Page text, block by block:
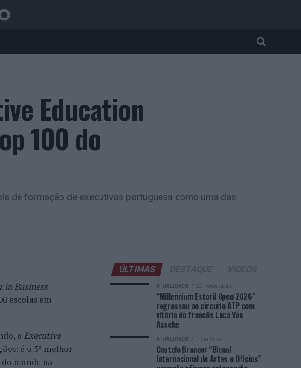
Education
100 do
de formação de executivos portuguesa como uma das
in Business
escolas em
o Executive
é o 5º melhor
do mundo na
ÚLTIMAS
ATUALIDADE 22 horas atrás
“Millennium Estoril Open 2026”
regressou ao circuito ATP com
vitória do francês Luca Van
Assche
ATUALIDADE 1 dia atrás
Castelo Branco: “Bienal
Internacional de Artes e Ofícios”